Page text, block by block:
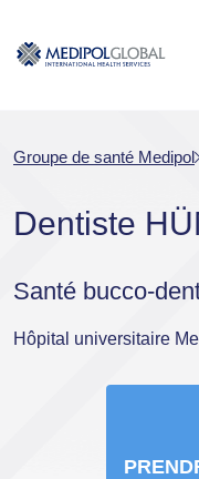
Groupe de santé Medipol
Dentiste
Santé bucco-
Hôpital universitaire